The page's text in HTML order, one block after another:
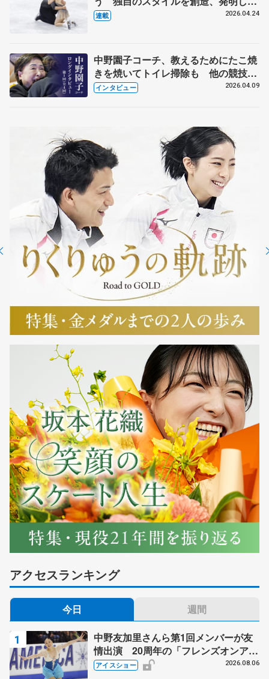
【引退発表後②】
連載 2026.04.24
中野園子コーチ、教えるためにたこ焼
きを焼いてトイレ掃除も 他の競技に
も通用するという坂本花織の筋肉
インタビュー 2026.04.09
アクセスランキング
今日 週間
中野友加里さんら第1回メンバーが友
情出演 20周年の「フレンズオンアイ
ス」 宮本賢二さん、有川梨絵さん、
アイスショー 2026.08.06